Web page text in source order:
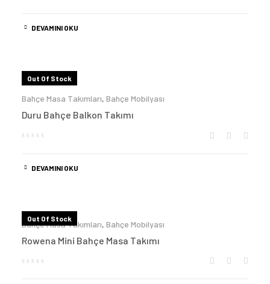
DEVAMINI OKU
Out Of Stock
Bahçe Masa Takımları, Bahçe Mobilyası
Duru Bahçe Balkon Takımı
DEVAMINI OKU
Out Of Stock
Bahçe Masa Takımları, Bahçe Mobilyası
Rowena Mini Bahçe Masa Takımı